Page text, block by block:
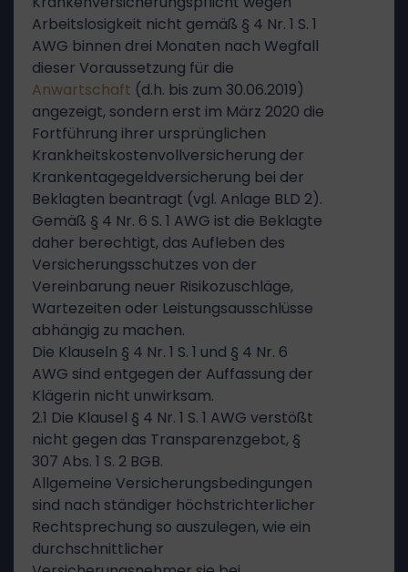
Arbeitslosigkeit nicht gemäß § 4 Nr. 1 S. 1
AWG binnen drei Monaten nach Wegfall
dieser Voraussetzung für die
Anwartschaft (d.h. bis zum 30.06.2019)
angezeigt, sondern erst im März 2020 die
Fortführung ihrer ursprünglichen
Krankheitskostenvollversicherung der
Krankentagegeldversicherung bei der
Beklagten beantragt (vgl. Anlage BLD 2).
Gemäß § 4 Nr. 6 S. 1 AWG ist die Beklagte
daher berechtigt, das Aufleben des
Versicherungsschutzes von der
Vereinbarung neuer Risikozuschläge,
Wartezeiten oder Leistungsausschlüsse
abhängig zu machen.
Die Klauseln § 4 Nr. 1 S. 1 und § 4 Nr. 6
AWG sind entgegen der Auffassung der
Klägerin nicht unwirksam.
2.1 Die Klausel § 4 Nr. 1 S. 1 AWG verstößt
nicht gegen das Transparenzgebot, §
307 Abs. 1 S. 2 BGB.
Allgemeine Versicherungsbedingungen
sind nach ständiger höchstrichterlicher
Rechtsprechung so auszulegen, wie ein
durchschnittlicher